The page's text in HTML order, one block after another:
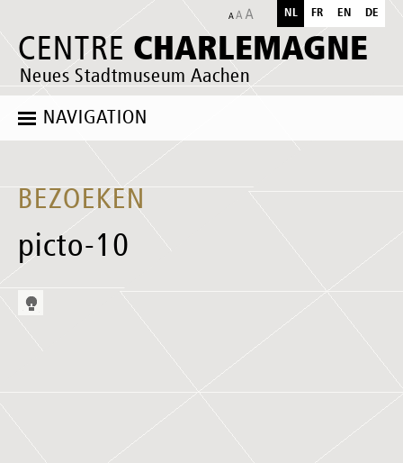
CENTRE CHARLEMAGNE
Neues Stadtmuseum Aachen
NL FR EN DE
NAVIGATION
BEZOEKEN
picto-10